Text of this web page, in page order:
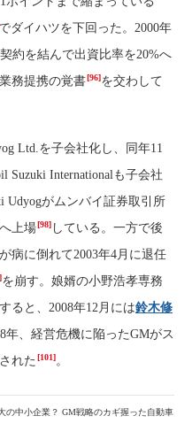
でダイハツを下回った。2000年
約を結んで出資比率を20%へ
務提携の覚書[96]を交わして
Ltd.を子会社化し、同年11
Suzuki Internationalも子会社
Udyogがムンバイ証券取引所
上場[98] している。一方で後
病に倒れて2003年4月に退任
を崩す。娘婿の小野浩孝専務
ると、2008年12月には鈴木修
年、経営危機に陥ったGMがス
れた [101]。
の中小企業？ GM戦略のカギ握った自動車